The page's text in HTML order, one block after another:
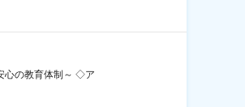
心の教育体制～ ◇ア